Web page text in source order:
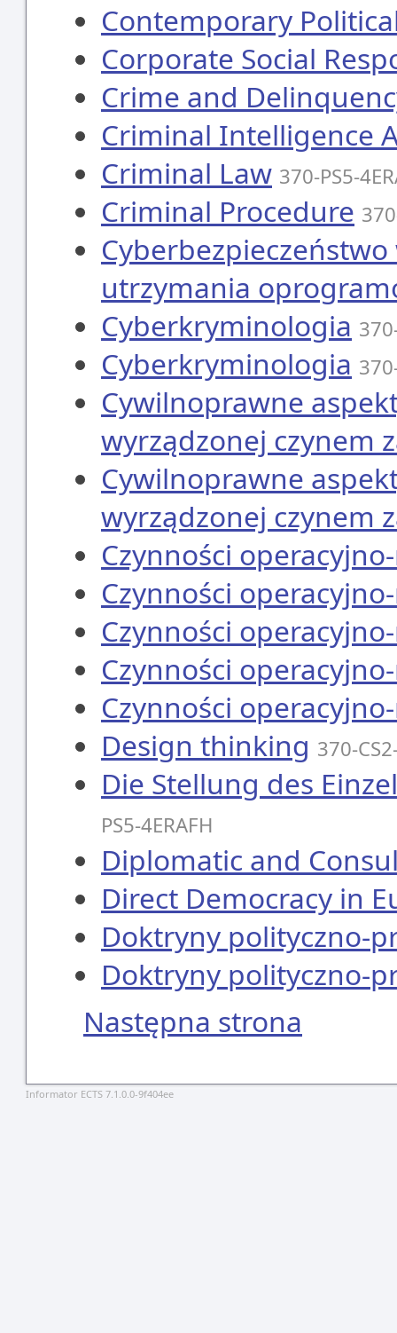
Contemporary
Corporate Social
Crime and
Criminal Intelligence
Criminal Law 370-PS5-
Criminal Procedure
utrzymania
Cyberkryminologia
Cyberkryminologia
Cywilnoprawne
wyrządzonej czynem
Cywilnoprawne
wyrządzonej czynem
Czynności
Czynności
Czynności
Czynności
Czynności
Design thinking 370-
Die Stellung des
PS5-4ERAFH
Diplomatic and
Direct Democracy in
Doktryny polityczno-
Doktryny polityczno-
Następna strona
Informator ECTS 7.1.0.0-9f404ee